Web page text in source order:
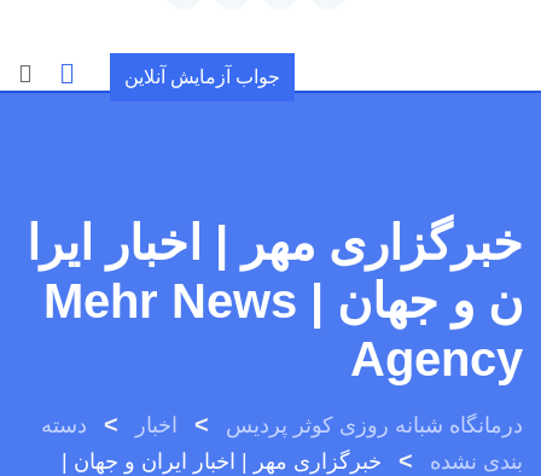
جواب آزمایش آنلاین
خبرگزاری مهر | اخبار ایرا
ن و جهان | Mehr News
Agency
درمانگاه شبانه روزی کوثر پردیس > اخبار >
دسته
بندی نشده
>
خبرگزاری مهر | اخبار ایران و جهان |